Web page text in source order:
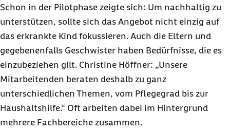
Schon in der Pilotphase zeigte sich: Um nachhaltig zu
unterstützen, sollte sich das Angebot nicht einzig auf
das erkrankte Kind fokussieren. Auch die Eltern und
gegebenenfalls Geschwister haben Bedürfnisse, die es
einzubeziehen gilt. Christine Höffner: „Unsere
Mitarbeitenden beraten deshalb zu ganz
unterschiedlichen Themen, vom Pflegegrad bis zur
Haushaltshilfe.“ Oft arbeiten dabei im Hintergrund
mehrere Fachbereiche zusammen.